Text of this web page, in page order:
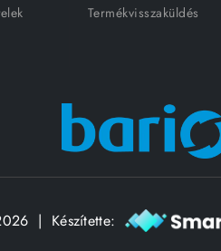
Termékvisszaküldés
| Készítette: